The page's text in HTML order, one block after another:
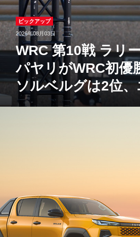
ピックアップ
2026年08月03日
WRC 第10戦 ラリ
パヤリがWRC初優
ソルベルグは2位